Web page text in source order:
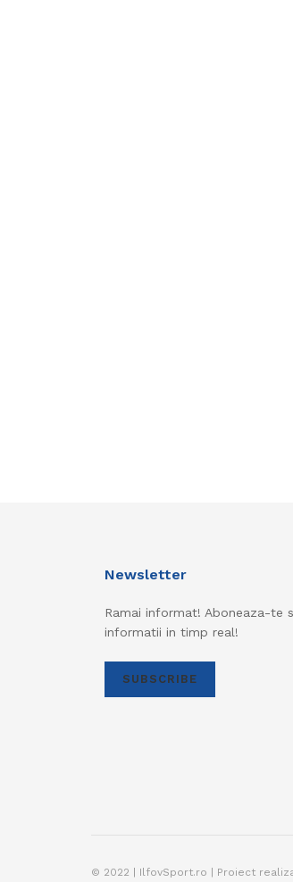
Newsletter
Ramai informat! Aboneaza-te
informatii in timp real!
SUBSCRIBE
© 2022 | IlfovSport.ro | Proiect